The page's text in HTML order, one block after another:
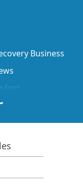
Business
Recovery Cases
Emergency
functional